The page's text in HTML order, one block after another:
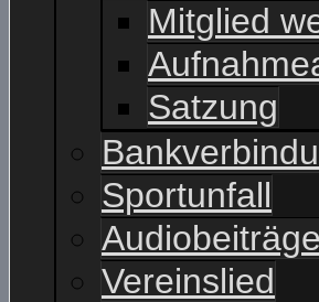
Mitglied
Satzung
Sportunfall
Audiobeiträge
Vereinslied